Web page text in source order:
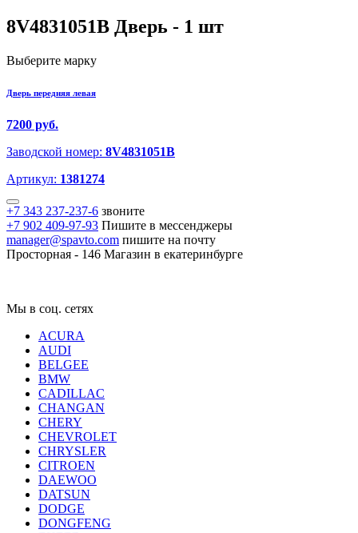
8V4831051B Дверь - 1 шт
Выберите марку
Дверь передняя левая
7200 руб.
Заводской номер: 8V4831051B
Артикул: 1381274
+7 343 237-237-6 звоните
+7 902 409-97-93 Пишите в мессенджеры
manager@spavto.com пишите на почту
Просторная - 146 Магазин в екатеринбурге
Мы в соц. сетях
ACURA
AUDI
BELGEE
BMW
CADILLAC
CHANGAN
CHERY
CHEVROLET
CHRYSLER
CITROEN
DAEWOO
DATSUN
DODGE
DONGFENG